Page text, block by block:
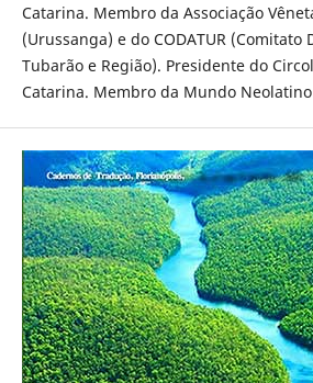
Catarina. Membro da Associação
(Urussanga) e do CODATUR
Tubarão e Região). Presidente do
Catarina. Membro da Mundo